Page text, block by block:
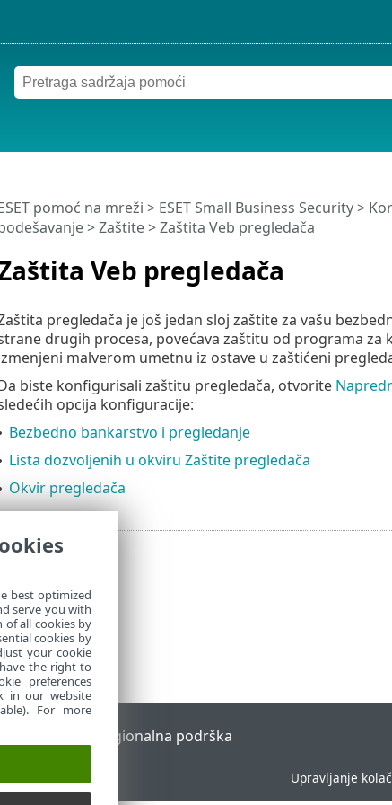
Veb pregledača
pomoć na mreži > ESET Small Business Security>
>Zaštite> Zaštita Veb pregledača
pregledača je još jedan sloj zaštite za vašu
drugih procesa, povećava zaštitu od programa za
malverom umetnu iz ostave u zaštićeni
biste konfigurisali zaštitu pregledača, otvorite
opcija konfiguracije:
Bezbedno bankarstvo i pregledanje
Lista dozvoljenih u okviru Zaštite pregledača
Okvir pregledača
Regionalna podrška
Upravljanje
best optimized
serve you with
of all cookies by
cookies by
your cookie
the right to
preferences
in our website
For more